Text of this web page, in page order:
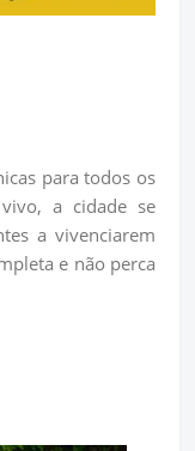
para todos os
a cidade se
a vivenciarem
e não perca